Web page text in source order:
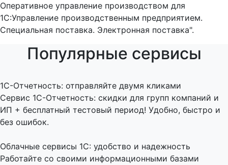
Оперативное управление производством для
1С:Управление производственным предприятием.
Специальная поставка. Электронная поставка".
Популярные сервисы
1C-Отчетность: отправляйте двумя кликами
Сервис 1С-Отчетность: скидки для групп компаний и
ИП + бесплатный тестовый период! Удобно, быстро и
без ошибок.
Облачные сервисы 1С: удобство и надежность
Работайте со своими информационными базами